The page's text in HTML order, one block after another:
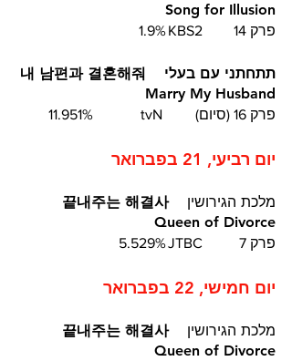
Song for Illusion
פרק 14	KBS2	1.9%
תתחתני עם בעלי  내 남편과 결혼해줘
Marry My Husband
פרק 16 (סיום)	 tvN		11.951%
יום רביעי, 21 בפברואר
מלכת הגירושין
끝내주는 해결사
Queen of Divorce
פרק 7	JTBC	5.529%
יום חמישי, 22 בפברואר
מלכת הגירושין
끝내주는 해결사
Queen of Divorce